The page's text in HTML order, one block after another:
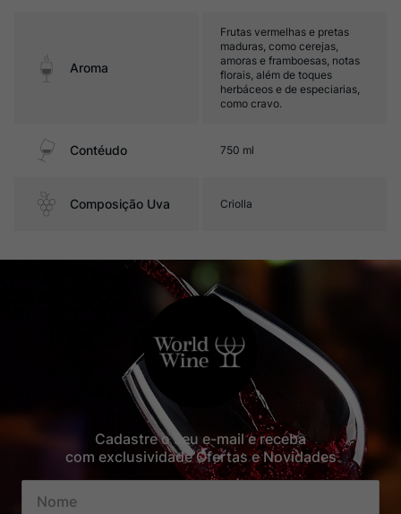
Aroma
Frutas vermelhas e pretas
maduras, como cerejas,
amoras e framboesas, notas
florais, além de toques
herbáceos e de especiarias,
como cravo.
Contéudo 750 ml
Composição Uva Criolla
Cadastre o seu e-mail e receba
com exclusividade Ofertas e Novidades